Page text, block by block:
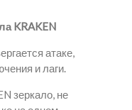
KRAKEN
атаке,
и лаги.
зеркало, не